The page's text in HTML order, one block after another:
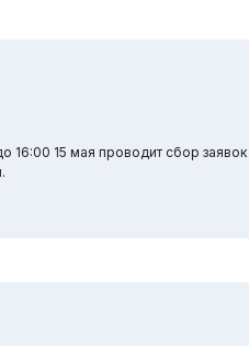
15 мая проводит сбор заявок